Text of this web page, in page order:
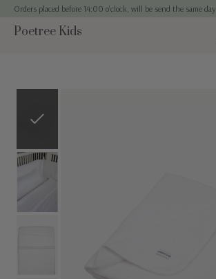
Orders placed before 14:00 o'clock, will be send the same day
Poetree Kids